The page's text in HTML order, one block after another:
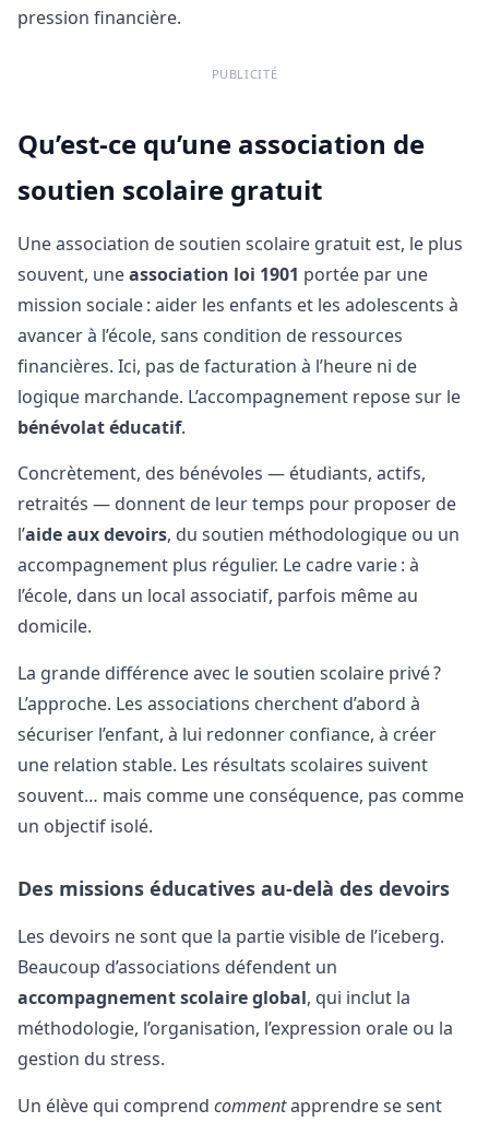
pression financière.
PUBLICITÉ
Qu’est-ce qu’une association de
soutien scolaire gratuit
Une association de soutien scolaire gratuit est, le plus
souvent, uneassociation loi 1901 portée par une
mission sociale : aider les enfants et les adolescents à
avancer à l’école, sans condition de ressources
financières. Ici, pas de facturation à l’heure ni de
logique marchande. L’accompagnement repose sur le
bénévolat éducatif.
Concrètement, des bénévoles — étudiants, actifs,
retraités — donnent de leur temps pour proposer de
l’aide aux devoirs, du soutien méthodologique ou un
accompagnement plus régulier. Le cadre varie : à
l’école, dans un local associatif, parfois même au
domicile.
La grande différence avec le soutien scolaire privé ?
L’approche. Les associations cherchent d’abord à
sécuriser l’enfant, à lui redonner confiance, à créer
une relation stable. Les résultats scolaires suivent
souvent… mais comme une conséquence, pas comme
un objectif isolé.
Des missions éducatives au-delà des devoirs
Les devoirs ne sont que la partie visible de l’iceberg.
Beaucoup d’associations défendent un
accompagnement scolaire global, qui inclut la
méthodologie, l’organisation, l’expression orale ou la
gestion du stress.
Un élève qui comprend commentapprendre se sent